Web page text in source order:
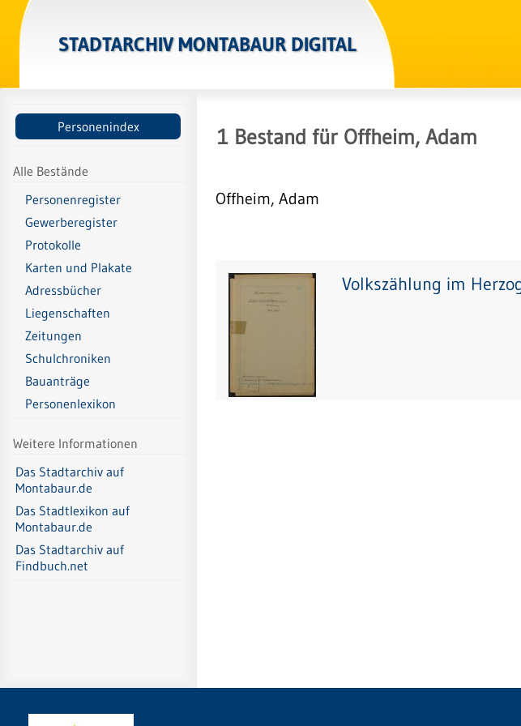
STADTARCHIV MONTABAUR DIGITAL
Personenindex
Alle Bestände
Personenregister
Gewerberegister
Protokolle
Karten und Plakate
Adressbücher
Liegenschaften
Zeitungen
Schulchroniken
Bauanträge
Personenlexikon
Weitere Informationen
Das Stadtarchiv auf
Montabaur.de
Das Stadtlexikon auf
Montabaur.de
Das Stadtarchiv auf
Findbuch.net
1 Bestand für Offheim, Adam
Offheim, Adam
Volkszählung im